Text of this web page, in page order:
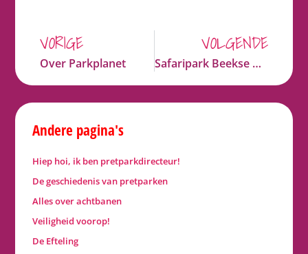
VORIGE
Over Parkplanet
VOLGENDE
Safaripark Beekse Bergen
Andere pagina's
Hiep hoi, ik ben pretparkdirecteur!
De geschiedenis van pretparken
Alles over achtbanen
Veiligheid voorop!
De Efteling